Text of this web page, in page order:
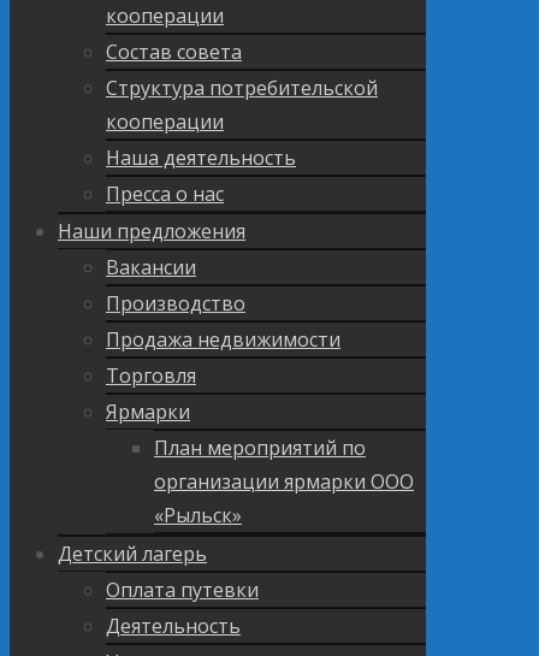
кооперации
Состав совета
Структура потребительской
кооперации
Наша деятельность
Пресса о нас
Наши предложения
Вакансии
Производство
Продажа недвижимости
Торговля
Ярмарки
План мероприятий по
организации ярмарки ООО
«Рыльск»
Детский лагерь
Оплата путевки
Деятельность